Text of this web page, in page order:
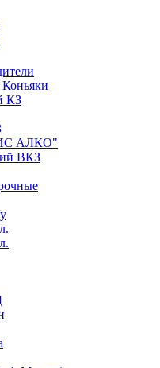
КЗ
АЛКО"
ВКЗ